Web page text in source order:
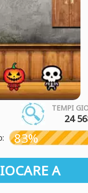
TEMPI
24
83%
A